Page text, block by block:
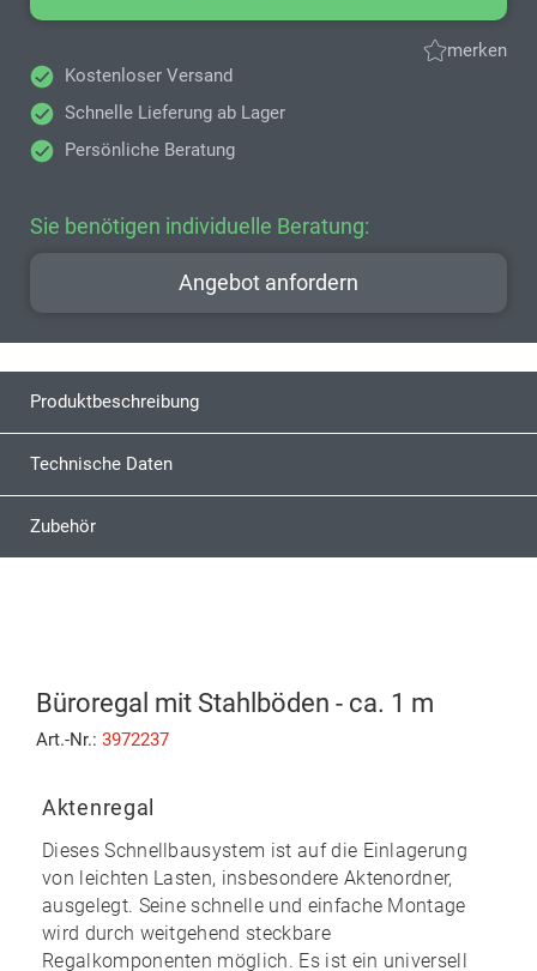
merken
Kostenloser Versand
Schnelle Lieferung ab Lager
Persönliche Beratung
Sie benötigen individuelle Beratung:
Angebot anfordern
Produktbeschreibung
Technische Daten
Zubehör
Büroregal mit Stahlböden - ca. 1 m
Art.-Nr.: 3972237
Aktenregal
Dieses Schnellbausystem ist auf die Einlagerung
von leichten Lasten, insbesondere Aktenordner,
ausgelegt. Seine schnelle und einfache Montage
wird durch weitgehend steckbare
Regalkomponenten möglich. Es ist ein universell